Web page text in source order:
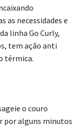
necessidades e
linha Go Curly,
tem ação anti
térmica.
o couro
por alguns minutos